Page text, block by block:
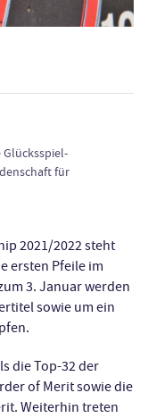
für
2021/2022 steht
ersten Pfeile im
3. Januar werden
sowie um ein
die Top-32 der
of Merit sowie die
Weiterhin treten